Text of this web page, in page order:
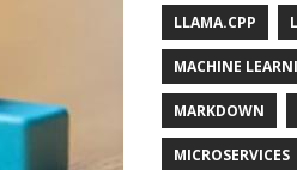
LLAMA.CPP
MACHINE
MARKDOWN
MICROSERVICES